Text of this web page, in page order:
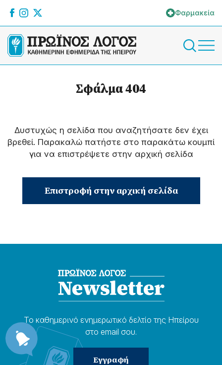
Φαρμακεία
Σφάλμα 404
Δυστυχώς η σελίδα που αναζητήσατε δεν έχει
βρεθεί. Παρακαλώ πατήστε στο παρακάτω κουμπί
για να επιστρέψετε στην αρχική σελίδα
Επιστροφή στην αρχική σελίδα
Το καθημερɩνό ενημερωτɩκό δελτίο της Ηπείρου
στο email σου.